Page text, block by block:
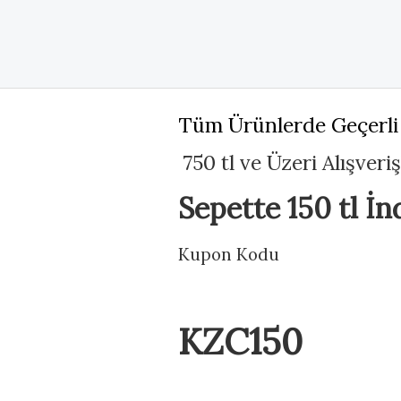
Tüm Ürünlerde Geçerli
750 tl ve Üzeri
Sepette 150 tl
Kupon Kodu
KZC150